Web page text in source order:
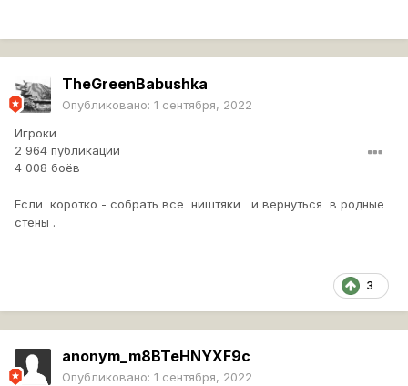
TheGreenBabushka
Опубликовано: 1 сентября, 2022
Игроки
2 964 публикации
4 008 боёв
Если коротко - собрать все ништяки и вернуться в родные
стены .
3
anonym_m8BTeHNYXF9c
Опубликовано: 1 сентября, 2022